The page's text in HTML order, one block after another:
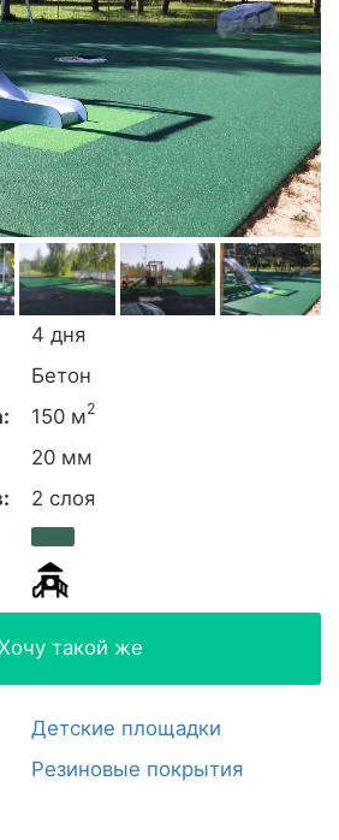
4 дня
Бетон
150 м2
20 мм
2 слоя
такой же
Детские площадки
Резиновые покрытия